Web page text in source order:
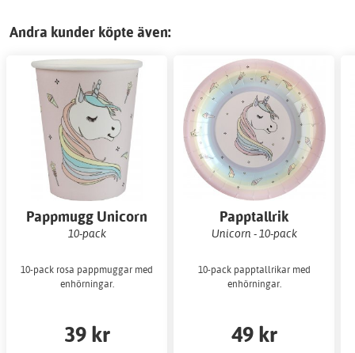
Andra kunder köpte även:
Pappmugg Unicorn
10-pack
10-pack rosa pappmuggar med
enhörningar.
39 kr
Papptallrik
Unicorn - 10-pack
10-pack papptallrikar med
enhörningar.
49 kr